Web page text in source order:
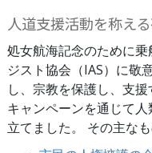
人道支援活動を称え
処女航海記念のために
ジスト協会（IAS）に敬
し、宗教を保護し、支
キャンペーンを通じて
立てました。 その主なも